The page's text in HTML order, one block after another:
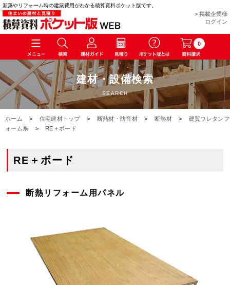
新築やリフォーム時の建築費用がわかる積算資料ポケット版です。
> 掲載企業様
ログイン
0
建材・設備検索
SEARCH
ホーム > 住宅建材トップ > 断熱材・防音材 > 断熱材 >
硬質ウレタンフ
ォーム系
> RE＋ボード
RE＋ボード
断熱リフォーム用パネル